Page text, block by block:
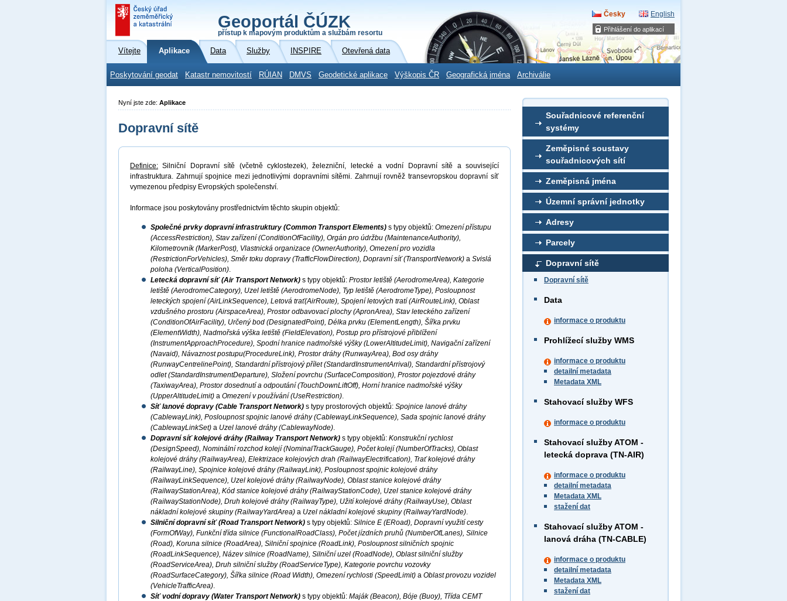
Přihlášení do aplikací
Geoportál ČÚZK
přístup k mapovým produktům a službám resortu
Česky English
Vítejte Aplikace Data Služby INSPIRE Otevřená data
Poskytování geodat Katastr nemovitostí RÚIAN DMVS Geodetické aplikace Výškopis ČR Geografická jména Archiválie
Souřadnicové referenční
systémy
Zeměpisné soustavy
souřadnicových sítí
Zeměpisná jména
Územní správní jednotky
Adresy
Parcely
Dopravní sítě
Dopravní sítě
Data
informace o produktu
Prohlížecí služby WMS
informace o produktu
detailní metadata
Metadata XML
Stahovací služby WFS
informace o produktu
Stahovací služby ATOM -
letecká doprava (TN-AIR)
informace o produktu
detailní metadata
Metadata XML
stažení dat
Stahovací služby ATOM -
lanová dráha (TN-CABLE)
informace o produktu
detailní metadata
Metadata XML
stažení dat
Nyní jste zde: Aplikace
Dopravní sítě
Definice: Silniční Dopravní sítě (včetně cyklostezek), železniční, letecké a vodní Dopravní sítě a související
infrastruktura. Zahrnují spojnice mezi jednotlivými dopravními sítěmi. Zahrnují rovněž transevropskou dopravní síť
vymezenou předpisy Evropských společenství.
Informace jsou poskytovány prostřednictvím těchto skupin objektů:
Společné prvky dopravní infrastruktury (Common Transport Elements) s typy objektů: Omezení přístupu
(AccessRestriction), Stav zařízení (ConditionOfFacility), Orgán pro údržbu (MaintenanceAuthority),
Kilometrovník (MarkerPost), Vlastnická organizace (OwnerAuthority), Omezení pro vozidla
(RestrictionForVehicles), Směr toku dopravy (TrafficFlowDirection), Dopravní síť (TransportNetwork) a Svislá
poloha (VerticalPosition).
Letecká dopravní síť (Air Transport Network) s typy objektů: Prostor letiště (AerodromeArea), Kategorie
letiště (AerodromeCategory), Uzel letiště (AerodromeNode), Typ letiště (AerodromeType), Posloupnost
leteckých spojení (AirLinkSequence), Letová trať(AirRoute), Spojení letových tratí (AirRouteLink), Oblast
vzdušného prostoru (AirspaceArea), Prostor odbavovací plochy (ApronArea), Stav leteckého zařízení
(ConditionOfAirFacility), Určený bod (DesignatedPoint), Délka prvku (ElementLength), Šířka prvku
(ElementWidth), Nadmořská výška letiště (FieldElevation), Postup pro přístrojové přiblížení
(InstrumentApproachProcedure), Spodní hranice nadmořské výšky (LowerAltitudeLimit), Navigační zařízení
(Navaid), Návaznost postupu(ProcedureLink), Prostor dráhy (RunwayArea), Bod osy dráhy
(RunwayCentrelinePoint), Standardní přístrojový přílet (StandardInstrumentArrival), Standardní přístrojový
odlet (StandardInstrumentDeparture), Složení povrchu (SurfaceComposition), Prostor pojezdové dráhy
(TaxiwayArea), Prostor dosednutí a odpoutání (TouchDownLiftOff), Horní hranice nadmořské výšky
(UpperAltitudeLimit) a Omezení v používání (UseRestriction).
Síť lanové dopravy (Cable Transport Network) s typy prostorových objektů: Spojnice lanové dráhy
(CablewayLink), Posloupnost spojnic lanové dráhy (CablewayLinkSequence), Sada spojnic lanové dráhy
(CablewayLinkSet) a Uzel lanové dráhy (CablewayNode).
Dopravní síť kolejové dráhy (Railway Transport Network) s typy objektů: Konstrukční rychlost
(DesignSpeed), Nominální rozchod kolejí (NominalTrackGauge), Počet kolejí (NumberOfTracks), Oblast
kolejové dráhy (RailwayArea), Elektrizace kolejových drah (RailwayElectrification), Trať kolejové dráhy
(RailwayLine), Spojnice kolejové dráhy (RailwayLink), Posloupnost spojnic kolejové dráhy
(RailwayLinkSequence), Uzel kolejové dráhy (RailwayNode), Oblast stanice kolejové dráhy
(RailwayStationArea), Kód stanice kolejové dráhy (RailwayStationCode), Uzel stanice kolejové dráhy
(RailwayStationNode), Druh kolejové dráhy (RailwayType), Užití kolejové dráhy (RailwayUse), Oblast
nákladní kolejové skupiny (RailwayYardArea) a Uzel nákladní kolejové skupiny (RailwayYardNode).
Silniční dopravní síť (Road Transport Network) s typy objektů: Silnice E (ERoad), Dopravní využití cesty
(FormOfWay), Funkční třída silnice (FunctionalRoadClass), Počet jízdních pruhů (NumberOfLanes), Silnice
(Road), Koruna silnice (RoadArea), Silniční spojnice (RoadLink), Posloupnost silničních spojnic
(RoadLinkSequence), Název silnice (RoadName), Silniční uzel (RoadNode), Oblast silniční služby
(RoadServiceArea), Druh silniční služby (RoadServiceType), Kategorie povrchu vozovky
(RoadSurfaceCategory), Šířka silnice (Road Width), Omezení rychlosti (SpeedLimit) a Oblast provozu vozidel
(VehicleTrafficArea).
Síť vodní dopravy (Water Transport Network) s typy objektů: Maják (Beacon), Bóje (Buoy), Třída CEMT